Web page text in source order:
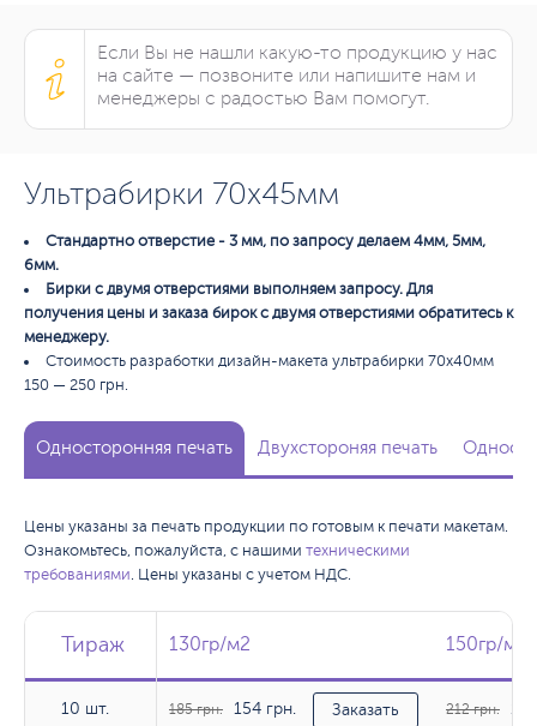
Если Вы не нашли какую-то продукцию у нас
на сайте — позвоните или напишите нам и
менеджеры с радостью Вам помогут.
Ультрабирки 70х45мм
Стандартно отверстие - 3 мм, по запросу делаем 4мм, 5мм,
6мм.
Бирки с двумя отверстиями выполняем запросу. Для
получения цены и заказа бирок с двумя отверстиями обратитесь к
менеджеру.
Стоимость разработки дизайн-макета ультрабирки 70х40мм
150 — 250 грн.
Односторонняя печать Двухстороняя печать
Цены указаны за печать продукции по готовым к печати макетам.
Ознакомьтесь, пожалуйста, с нашими техническими
требованиями. Цены указаны с учетом НДС.
Тираж
10 шт.
Тираж 130гр/м2 150гр/м2
Тираж 130гр/м2 150гр/м2
10 шт. 185 грн. 154 грн. Заказать 212 грн.